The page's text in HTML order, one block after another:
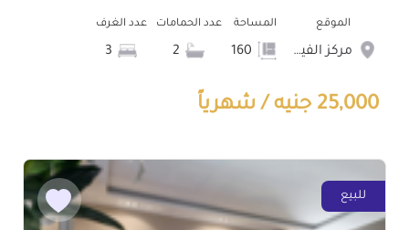
الموقع
مركز الفيوم
المساحة عدد الحمامات عدد الغرف
25,000 جنيه / شهرياً
للبيع